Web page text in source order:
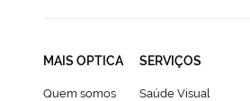
MAIS OPTICA
Quem somos
SERVIÇOS
Saúde Visual